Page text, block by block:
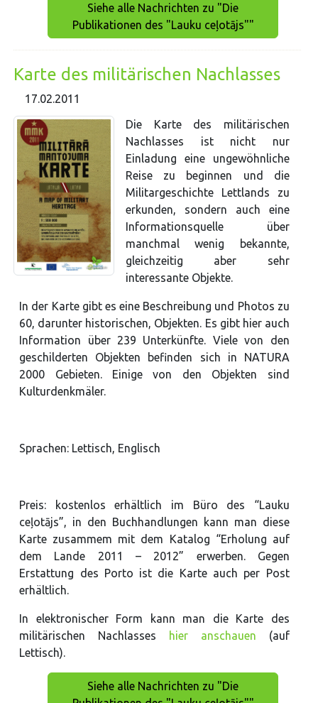
Siehe alle Nachrichten zu "Die
Publikationen des "Lauku ceļotājs""
Karte des militärischen Nachlasses
17.02.2011
Die Karte des militärischen
Nachlasses ist nicht nur
Einladung eine ungewöhnliche
Reise zu beginnen und die
Militargeschichte Lettlands zu
erkunden, sondern auch eine
Informationsquelle über
manchmal wenig bekannte,
gleichzeitig aber sehr
interessante Objekte.
In der Karte gibt es eine Beschreibung und Photos zu
60, darunter historischen, Objekten. Es gibt hier auch
Information über 239 Unterkünfte. Viele von den
geschilderten Objekten befinden sich in NATURA
2000 Gebieten. Einige von den Objekten sind
Kulturdenkmäler.
Sprachen: Lettisch, Englisch
Preis: kostenlos erhältlich im Büro des “Lauku
ceļotājs”, in den Buchhandlungen kann man diese
Karte zusammem mit dem Katalog “Erholung auf
dem Lande 2011 – 2012” erwerben. Gegen
Erstattung des Porto ist die Karte auch per Post
erhältlich.
In elektronischer Form kann man die Karte des
militärischen Nachlasses
hier anschauen (auf
Lettisch).
Siehe alle Nachrichten zu "Die